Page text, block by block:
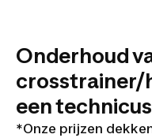
Onderhoud
crosstrainer/
een technicus
*Onze prijzen